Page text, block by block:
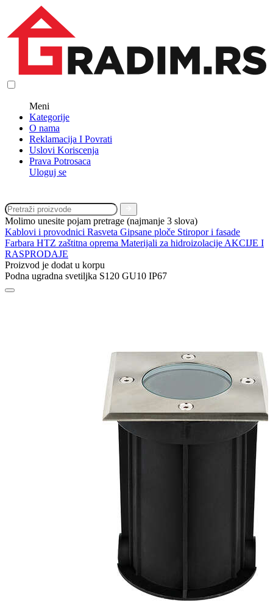
Meni
Kategorije
O nama
Reklamacija I Povrati
Uslovi Koriscenja
Prava Potrosaca
Uloguj se
Molimo unesite pojam pretrage (najmanje 3 slova)
Kablovi i provodnici Rasveta Gipsane ploče Stiropor i fasade
Farbara HTZ zaštitna oprema Materijali za hidroizolacije AKCIJE I
RASPRODAJE
Proizvod je dodat u korpu
Podna ugradna svetiljka S120 GU10 IP67